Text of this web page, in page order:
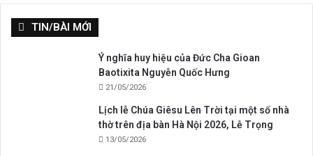
TIN/BÀI MỚI
Ý nghĩa huy hiệu của Đức Cha Gioan
Baotixita Nguyễn Quốc Hưng
21/05/2026
Lịch lễ Chúa Giêsu Lên Trời tại một số nhà
thờ trên địa bàn Hà Nội 2026, Lễ Trọng
13/05/2026